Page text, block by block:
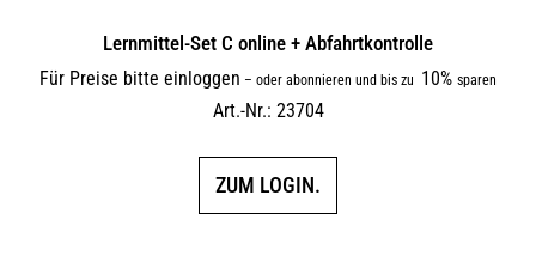
Lernmittel-Set C online + Abfahrtkontrolle
Für Preise bitte einloggen – oder abonnieren und bis zu 10% sparen
Art.-Nr.: 23704
ZUM LOGIN.